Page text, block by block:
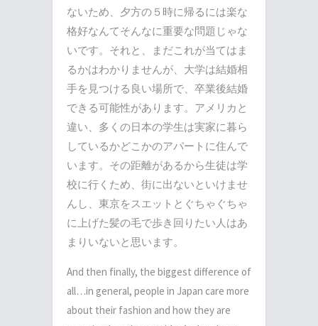
ないため、夕方の５時に帰るには楽な
格好なんてそんなに重要な問題じゃな
いです。それと、まだこれが当てはま
るかはわかりませんが、大学は結婚相
手を見つける良い場所で、卒業後結婚
できる可能性があります。アメリカと
違い、多くの日本の学生は実家に暮ら
しているかどこかのアパートに住んで
います。その距離があるから生徒は学
校に行くため、街に出ないといけませ
んし、東京をスエットとぐちゃぐちゃ
に上げた髪の毛で歩き回りたい人はあ
まりいないと思います。
And then finally, the biggest difference of
all…in general, people in Japan care more
about their fashion and how they are